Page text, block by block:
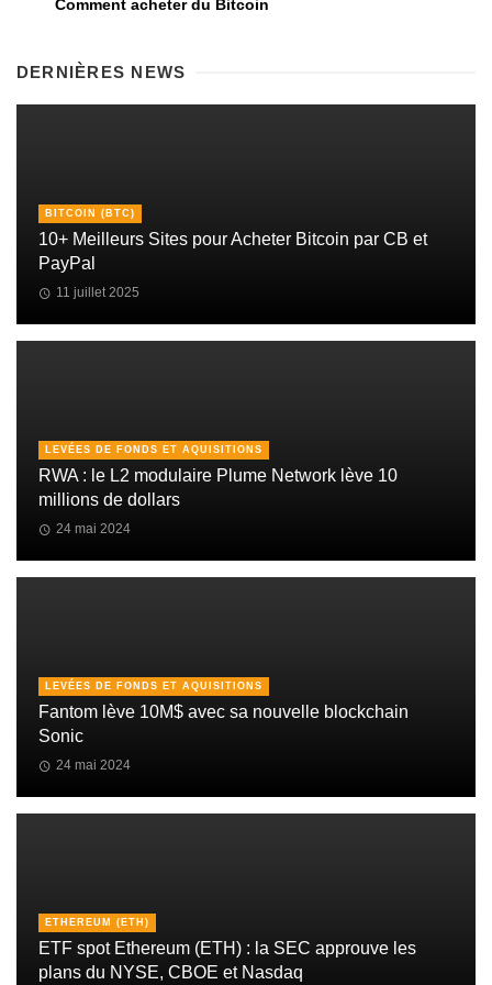
Comment acheter du Bitcoin
DERNIÈRES NEWS
BITCOIN (BTC)
10+ Meilleurs Sites pour Acheter Bitcoin par CB et
PayPal
11 juillet 2025
LEVÉES DE FONDS ET AQUISITIONS
RWA : le L2 modulaire Plume Network lève 10
millions de dollars
24 mai 2024
LEVÉES DE FONDS ET AQUISITIONS
Fantom lève 10M$ avec sa nouvelle blockchain
Sonic
24 mai 2024
ETHEREUM (ETH)
ETF spot Ethereum (ETH) : la SEC approuve les
plans du NYSE, CBOE et Nasdaq